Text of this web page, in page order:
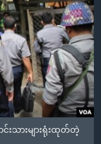
င်းသားများရုံးထုတ်တဲ့